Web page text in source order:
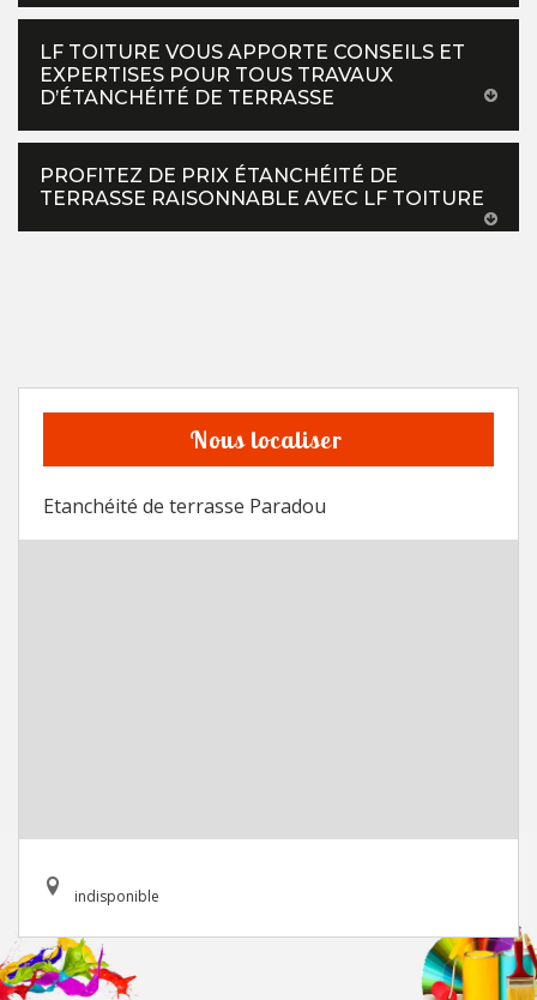
LF TOITURE VOUS APPORTE CONSEILS ET
EXPERTISES POUR TOUS TRAVAUX
D’ÉTANCHÉITÉ DE TERRASSE
PROFITEZ DE PRIX ÉTANCHÉITÉ DE
TERRASSE RAISONNABLE AVEC LF TOITURE
Nous localiser
Etanchéité de terrasse Paradou
indisponible